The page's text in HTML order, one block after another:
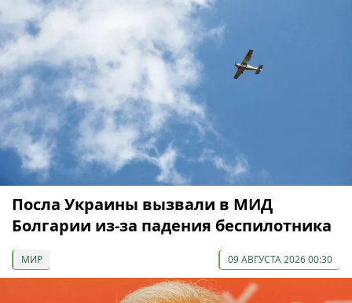
Посла Украины вызвали в МИД
Болгарии из-за падения беспилотника
МИР 09 АВГУСТА 2026 00:30